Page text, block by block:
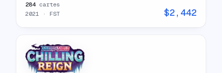
284 cartes
2021 · FST $2,442